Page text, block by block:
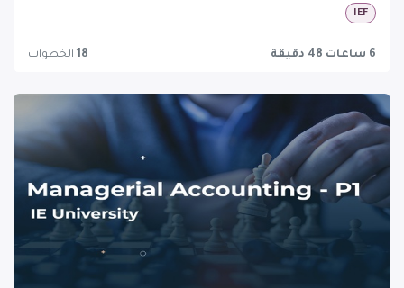
IEF
6 ساعات 48 دقيقة 18 الخطوات